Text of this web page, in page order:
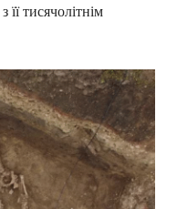
тисячолітнім